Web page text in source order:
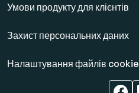
Умови продукту для клієнтів
Захист персональних даних
Налаштування файлів cookie